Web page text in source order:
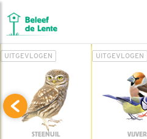
UITGEVLOGEN
STEENUIL
UITGEVLOGEN
VIJVER